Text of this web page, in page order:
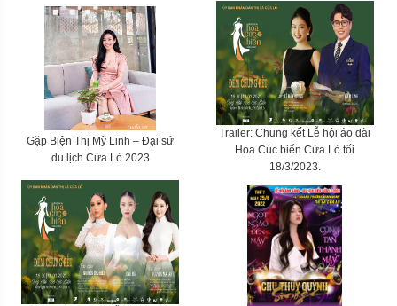
Gặp Biện Thị Mỹ Linh – Đại sứ
du lịch Cửa Lò 2023
Trailer: Chung kết Lễ hội áo dài
Hoa Cúc biển Cửa Lò tối
18/3/2023.